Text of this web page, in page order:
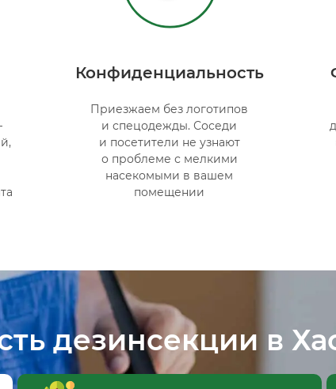
Конфиденциальность
Приезжаем без логотипов
и спецодежды. Соседи
и посетители не узнают
о проблеме с мелкими
насекомыми в вашем
помещении
дезинсекции в